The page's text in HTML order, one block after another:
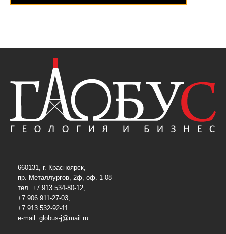
660131, г. Красноярск,
пр. Металлургов, 2ф, оф. 1-08
тел. +7 913 534-80-12,
+7 906 911-27-03,
+7 913 532-92-11
e-mail: globus-j@mail.ru